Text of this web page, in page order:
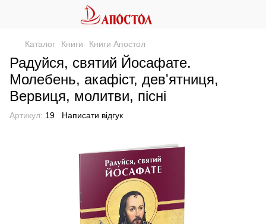
Каталог Книги Книги Апостол
Радуйся, святий Йосафате.
Молебень, акафіст, дев'ятниця,
Вервиця, молитви, пісні
Артикул: 19 Написати відгук